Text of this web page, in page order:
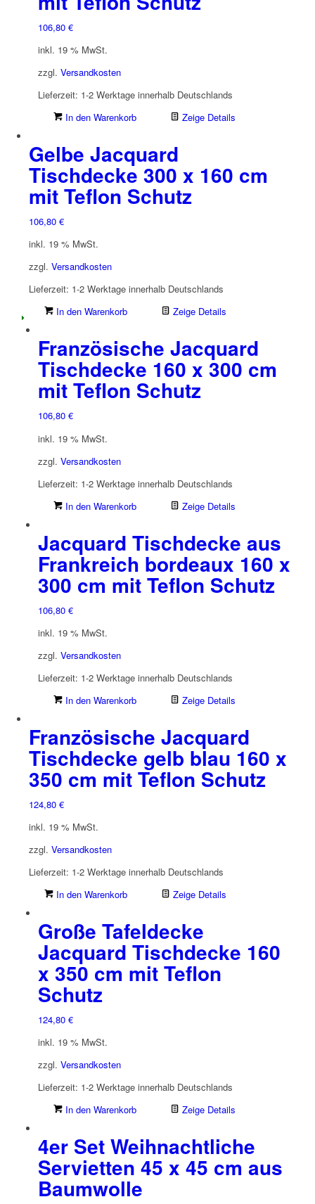
106,80 €
inkl. 19 % MwSt.
zzgl. Versandkosten
Lieferzeit: 1-2 Werktage innerhalb Deutschlands
In den Warenkorb
Zeige Details
Gelbe Jacquard
Tischdecke 300 x 160 cm
mit Teflon Schutz
106,80 €
inkl. 19 % MwSt.
zzgl. Versandkosten
Lieferzeit: 1-2 Werktage innerhalb Deutschlands
In den Warenkorb
Zeige Details
Französische Jacquard
Tischdecke 160 x 300 cm
mit Teflon Schutz
106,80 €
inkl. 19 % MwSt.
zzgl. Versandkosten
Lieferzeit: 1-2 Werktage innerhalb Deutschlands
In den Warenkorb
Zeige Details
Jacquard Tischdecke aus
Frankreich bordeaux 160 x
300 cm mit Teflon Schutz
106,80 €
inkl. 19 % MwSt.
zzgl. Versandkosten
Lieferzeit: 1-2 Werktage innerhalb Deutschlands
In den Warenkorb
Zeige Details
Französische Jacquard
Tischdecke gelb blau 160 x
350 cm mit Teflon Schutz
124,80 €
inkl. 19 % MwSt.
zzgl. Versandkosten
Lieferzeit: 1-2 Werktage innerhalb Deutschlands
In den Warenkorb
Zeige Details
Große Tafeldecke
Jacquard Tischdecke 160
x 350 cm mit Teflon
Schutz
124,80 €
inkl. 19 % MwSt.
zzgl. Versandkosten
Lieferzeit: 1-2 Werktage innerhalb Deutschlands
In den Warenkorb
Zeige Details
4er Set Weihnachtliche
Servietten 45 x 45 cm aus
Baumwolle